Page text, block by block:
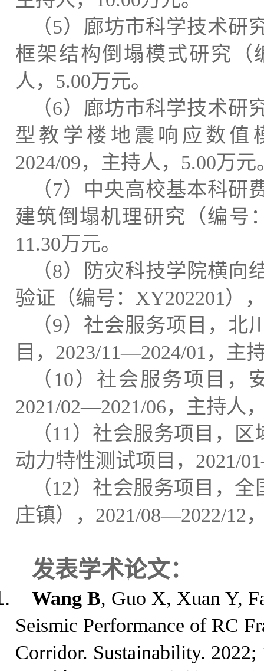
（5） 廊坊市科学技术研
框架结构倒塌模式研究
人 ， 5.00万元。
（6） 廊坊市科学技术研
型教学楼地震响应数值
2024/09， 主持人 ， 5.00万元
（7） 中央高校基本科研
建筑倒塌机理研究 （编号
11.30万元。
（8）
防灾科技学院横向
验证 （编号： XY202201 ）
（9） 社会服务项目 ， 北
目 ， 2023/11—2024/01 ， 主
（ 10 ） 社会服务项目 ，
2021/02—2021/06， 主持人
（11 ） 社会服务项目 ，
区
动力特性测试项目 ， 2021/
（12） 社会服务项目 ， 全
庄镇）
， 2021/08—2022/12
发表学术论文：
Wang B, Guo X, Xuan Y,
Seismic Performance of RC
Corridor. Sustainability. 2022;